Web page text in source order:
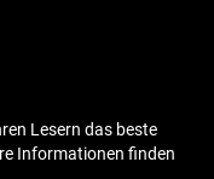
Lesern das beste
Informationen finden